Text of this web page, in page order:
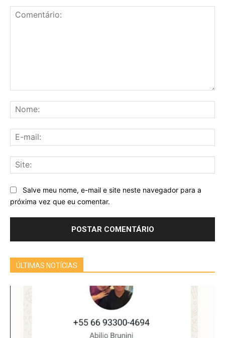
Salve meu nome, e-mail e site neste navegador para a
próxima vez que eu comentar.
ÚLTIMAS NOTÍCIAS